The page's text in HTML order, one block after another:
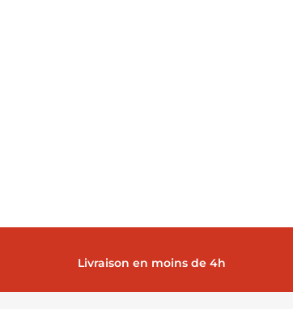
Livraison en moins de 4h